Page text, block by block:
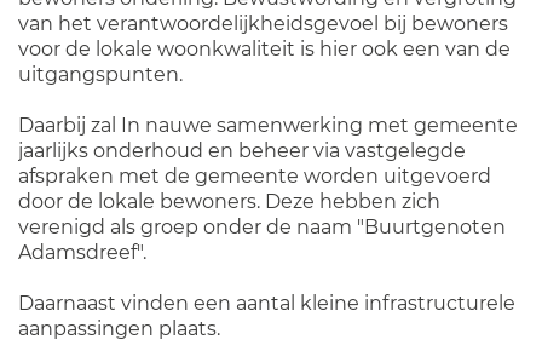
van het verantwoordelijkheidsgevoel bij bewoners
voor de lokale woonkwaliteit is hier ook een van de
uitgangspunten.
Daarbij zal In nauwe samenwerking met gemeente
jaarlijks onderhoud en beheer via vastgelegde
afspraken met de gemeente worden uitgevoerd
door de lokale bewoners. Deze hebben zich
verenigd als groep onder de naam "Buurtgenoten
Adamsdreef".
Daarnaast vinden een aantal kleine infrastructurele
aanpassingen plaats.